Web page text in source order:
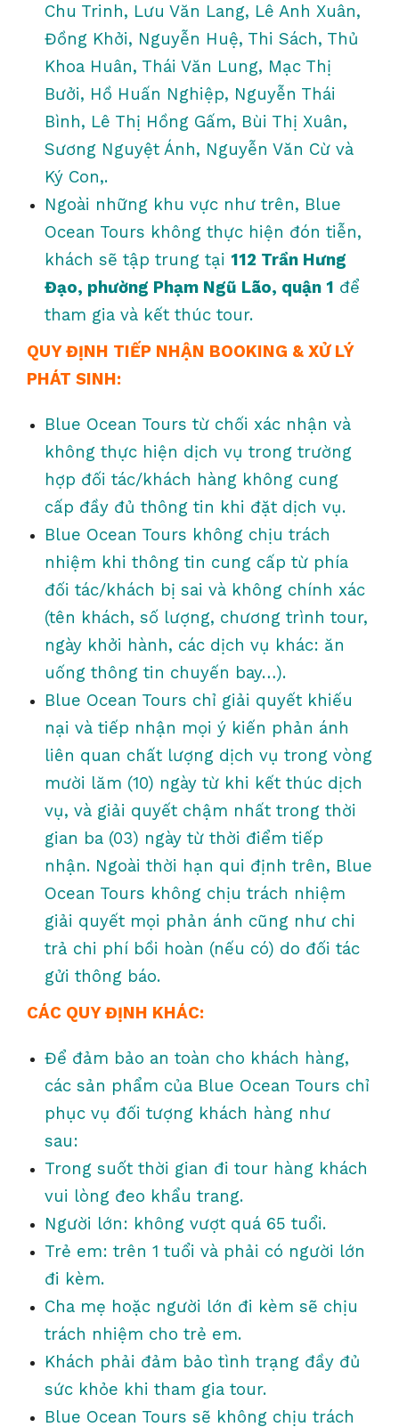
Chu Trinh, Lưu Văn Lang, Lê Anh Xuân,
Đồng Khởi, Nguyễn Huệ, Thi Sách, Thủ
Khoa Huân, Thái Văn Lung, Mạc Thị
Bưởi, Hồ Huấn Nghiệp, Nguyễn Thái
Bình, Lê Thị Hồng Gấm, Bùi Thị Xuân,
Sương Nguyệt Ánh, Nguyễn Văn Cừ và
Ký Con,.
Ngoài những khu vực như trên, Blue
Ocean Tours không thực hiện đón tiễn,
khách sẽ tập trung tại 112 Trần Hưng
Đạo, phường Phạm Ngũ Lão, quận 1 để
tham gia và kết thúc tour.
QUY ĐỊNH TIẾP NHẬN BOOKING & XỬ LÝ
PHÁT SINH:
Blue Ocean Tours từ chối xác nhận và
không thực hiện dịch vụ trong trường
hợp đối tác/khách hàng không cung
cấp đầy đủ thông tin khi đặt dịch vụ.
Blue Ocean Tours không chịu trách
nhiệm khi thông tin cung cấp từ phía
đối tác/khách bị sai và không chính xác
(tên khách, số lượng, chương trình tour,
ngày khởi hành, các dịch vụ khác: ăn
uống thông tin chuyến bay…).
Blue Ocean Tours chỉ giải quyết khiếu
nại và tiếp nhận mọi ý kiến phản ánh
liên quan chất lượng dịch vụ trong vòng
mười lăm (10) ngày từ khi kết thúc dịch
vụ, và giải quyết chậm nhất trong thời
gian ba (03) ngày từ thời điểm tiếp
nhận. Ngoài thời hạn qui định trên, Blue
Ocean Tours không chịu trách nhiệm
giải quyết mọi phản ánh cũng như chi
trả chi phí bồi hoàn (nếu có) do đối tác
gửi thông báo.
CÁC QUY ĐỊNH KHÁC:
Để đảm bảo an toàn cho khách hàng,
các sản phẩm của Blue Ocean Tours chỉ
phục vụ đối tượng khách hàng như
sau:
Trong suốt thời gian đi tour hàng khách
vui lòng đeo khẩu trang.
Người lớn: không vượt quá 65 tuổi.
Trẻ em: trên 1 tuổi và phải có người lớn
đi kèm.
Cha mẹ hoặc người lớn đi kèm sẽ chịu
trách nhiệm cho trẻ em.
Khách phải đảm bảo tình trạng đầy đủ
sức khỏe khi tham gia tour.
Blue Ocean Tours sẽ không chịu trách